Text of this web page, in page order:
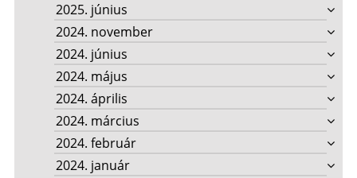
2025. június
2024. november
2024. június
2024. május
2024. április
2024. március
2024. február
2024. január